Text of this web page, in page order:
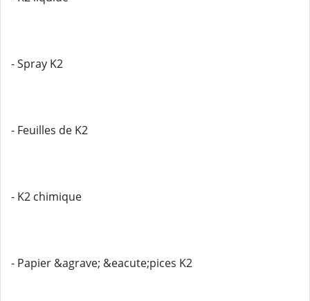
- Spray K2
- Feuilles de K2
- K2 chimique
- Papier &agrave; &eacute;pices K2